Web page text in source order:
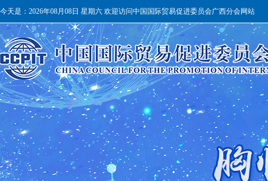
今天是： 2026年08月08日 星期六 欢迎访问中国国际贸易促进委员会广西分会网站